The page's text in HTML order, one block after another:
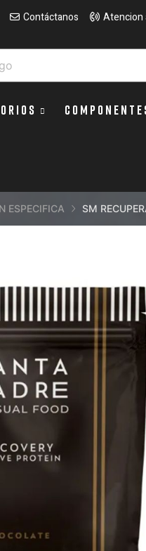
Contáctanos Atencion
ESPECIFICA SM